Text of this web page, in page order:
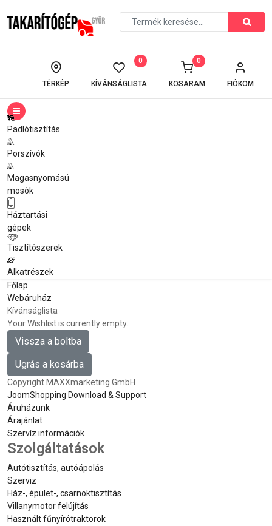
FIÓKOM
KOSARAM
0
KÍVÁNSÁGLISTA
0
TÉRKÉP
Padlótisztítás
Porszívók
Magasnyomású
mosók
Háztartási
gépek
Tisztítószerek
Alkatrészek
Főlap
Webáruház
Kívánságlista
Your Wishlist is currently empty.
Vissza a boltba
Ugrás a kosárba
Copyright MAXXmarketing GmbH
JoomShopping Download & Support
Áruházunk
Árajánlat
Szervíz információk
Szolgáltatások
Autótisztítás, autóápolás
Szerviz
Ház-, épület-, csarnoktisztítás
Villanymotor felújítás
Használt fűnyírótraktorok